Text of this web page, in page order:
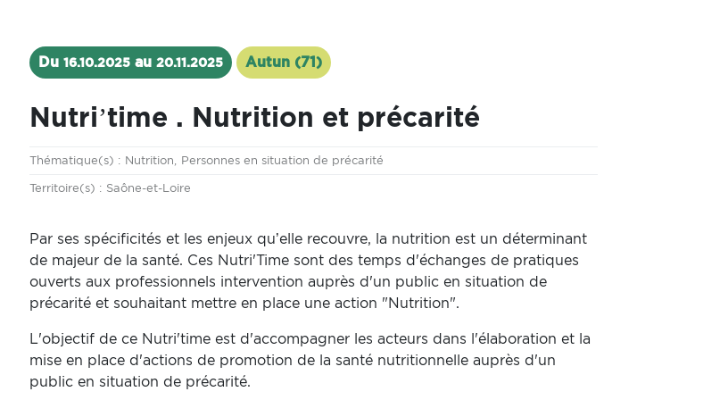
Du 16.10.2025au 20.11.2025 Autun (71)
Nutri’time . Nutrition et précarité
Thématique(s) :Thématique
Nutrition Personnes en situation de précarité
Territoire(s) :Territoire
Saône-et-Loire
Par ses spécificités et les enjeux qu’elle recouvre, la nutrition est un déterminant
de majeur de la santé. Ces Nutri'Time sont des temps d'échanges de pratiques
ouverts aux professionnels intervention auprès d'un public en situation de
précarité et souhaitant mettre en place une action "Nutrition".
L'objectif de ce Nutri'time est d'accompagner les acteurs dans l'élaboration et la
mise en place d'actions de promotion de la santé nutritionnelle auprès d'un
public en situation de précarité.